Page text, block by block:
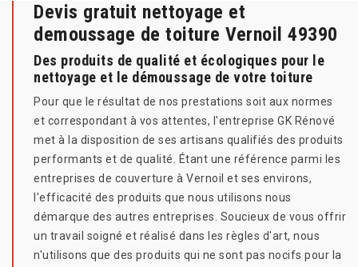
Devis gratuit nettoyage et
demoussage de toiture Vernoil 49390
Des produits de qualité et écologiques pour le
nettoyage et le démoussage de votre toiture
Pour que le résultat de nos prestations soit aux normes
et correspondant à vos attentes, l'entreprise GK Rénové
met à la disposition de ses artisans qualifiés des produits
performants et de qualité. Étant une référence parmi les
entreprises de couverture à Vernoil et ses environs,
l'efficacité des produits que nous utilisons nous
démarque des autres entreprises. Soucieux de vous offrir
un travail soigné et réalisé dans les règles d'art, nous
n'utilisons que des produits qui ne sont pas nocifs pour la